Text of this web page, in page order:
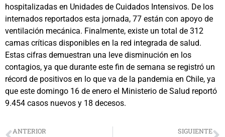
hospitalizadas en Unidades de Cuidados Intensivos. De los
internados reportados esta jornada, 77 están con apoyo de
ventilación mecánica. Finalmente, existe un total de 312
camas críticas disponibles en la red integrada de salud.
Estas cifras demuestran una leve disminución en los
contagios, ya que durante este fin de semana se registró un
récord de positivos en lo que va de la pandemia en Chile, ya
que este domingo 16 de enero el Ministerio de Salud reportó
9.454 casos nuevos y 18 decesos.
ANTERIOR SIGUIENTE